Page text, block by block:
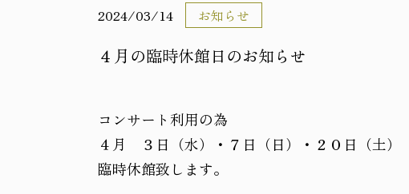
2024/03/14 お知らせ
４月の臨時休館日のお知らせ
コンサート利用の為
４月 ３日（水）・７日（日）・２０日（土）
臨時休館致します。